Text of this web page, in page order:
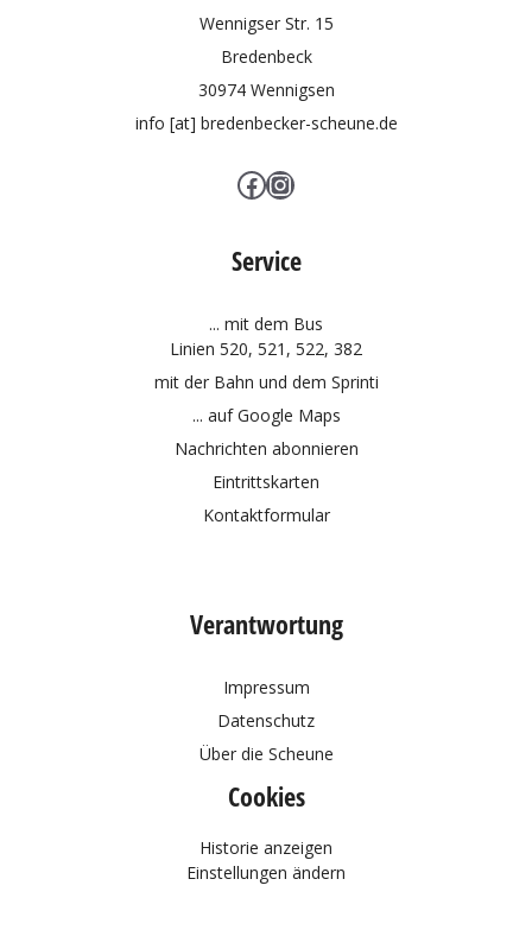
Wennigser Str. 15
Bredenbeck
30974 Wennigsen
info [at] bredenbecker-scheune.de
Facebook
Instagram
Service
... mit dem Bus
Linien 520, 521, 522, 382
mit der Bahn und dem Sprinti
... auf Google Maps
Nachrichten abonnieren
Eintrittskarten
Kontaktformular
Verantwortung
Impressum
Datenschutz
Über die Scheune
Cookies
Historie anzeigen
Einstellungen ändern